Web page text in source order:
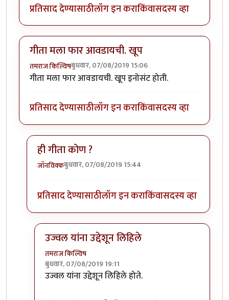
प्रतिसाद देण्यासाठीलॉग इन कराकिंवासदस्य व्हा
गीता मला फार आवडायची. खूप
तमराज किल्विषबुधवार, 07/08/2019 15:06
गीता मला फार आवडायची. खूप इनोसंट होती.
प्रतिसाद देण्यासाठीलॉग इन कराकिंवासदस्य व्हा
ही गीता कोण ?
जॉनविक्कबुधवार, 07/08/2019 15:44
प्रतिसाद देण्यासाठीलॉग इन कराकिंवासदस्य व्हा
उज्वल यांना उद्देशून लिहिले
तमराज किल्विष
बुधवार, 07/08/2019 19:11
In reply toही गीता कोण ?by
उज्वल यांना उद्देशून लिहिले होते.